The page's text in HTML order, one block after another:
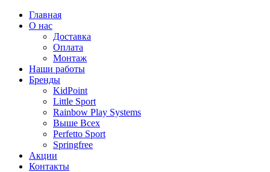
Главная
О нас
Доставка
Оплата
Монтаж
Наши работы
Бренды
KidPoint
Little Sport
Rainbow Play Systems
Выше Всех
Perfetto Sport
Springfree
Акции
Контакты